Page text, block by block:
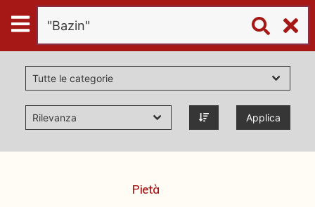
Digital
Humanities
Donazioni
Pubblicazioni Applica
Pietà